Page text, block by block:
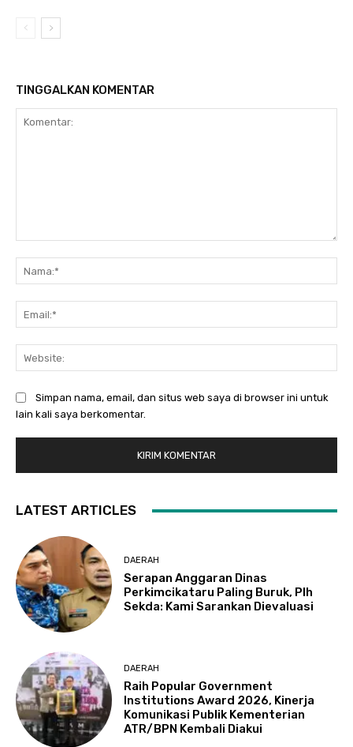
TINGGALKAN KOMENTAR
Simpan nama, email, dan situs web saya di browser ini untuk
lain kali saya berkomentar.
LATEST ARTICLES
DAERAH
Serapan Anggaran Dinas
Perkimcikataru Paling Buruk, Plh
Sekda: Kami Sarankan Dievaluasi
DAERAH
Raih Popular Government
Institutions Award 2026, Kinerja
Komunikasi Publik Kementerian
ATR/BPN Kembali Diakui